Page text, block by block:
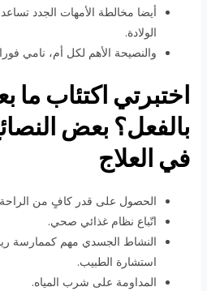
أيضا مخالطة الأمهات الجدد
الولادة.
والنصيحة الأهم لكل أم، نامي
اختبرتي اكتئاب ما
بالفعل؟ بعض
في العلاج
الحصول على قدر كافٍ من
اتّباع نظام غذائي صحي.
النشاط الجسدي مهم كممارسة
استشارة الطبيب.
المداومة على شرب المياه.